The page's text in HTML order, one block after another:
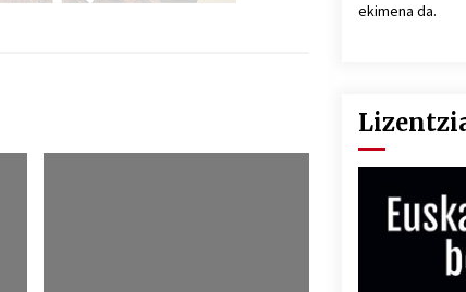
ekimena da.